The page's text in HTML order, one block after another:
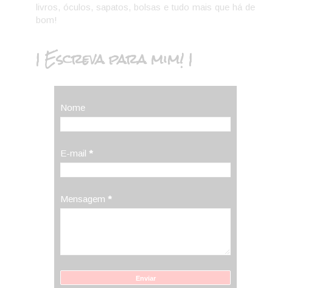
livros, óculos, sapatos, bolsas e tudo mais que há de
bom!
| Escreva para mim! |
Nome
E-mail *
Mensagem *